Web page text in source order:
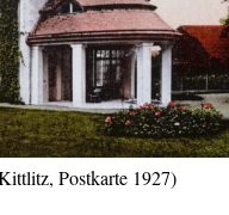
Postkarte 1927)